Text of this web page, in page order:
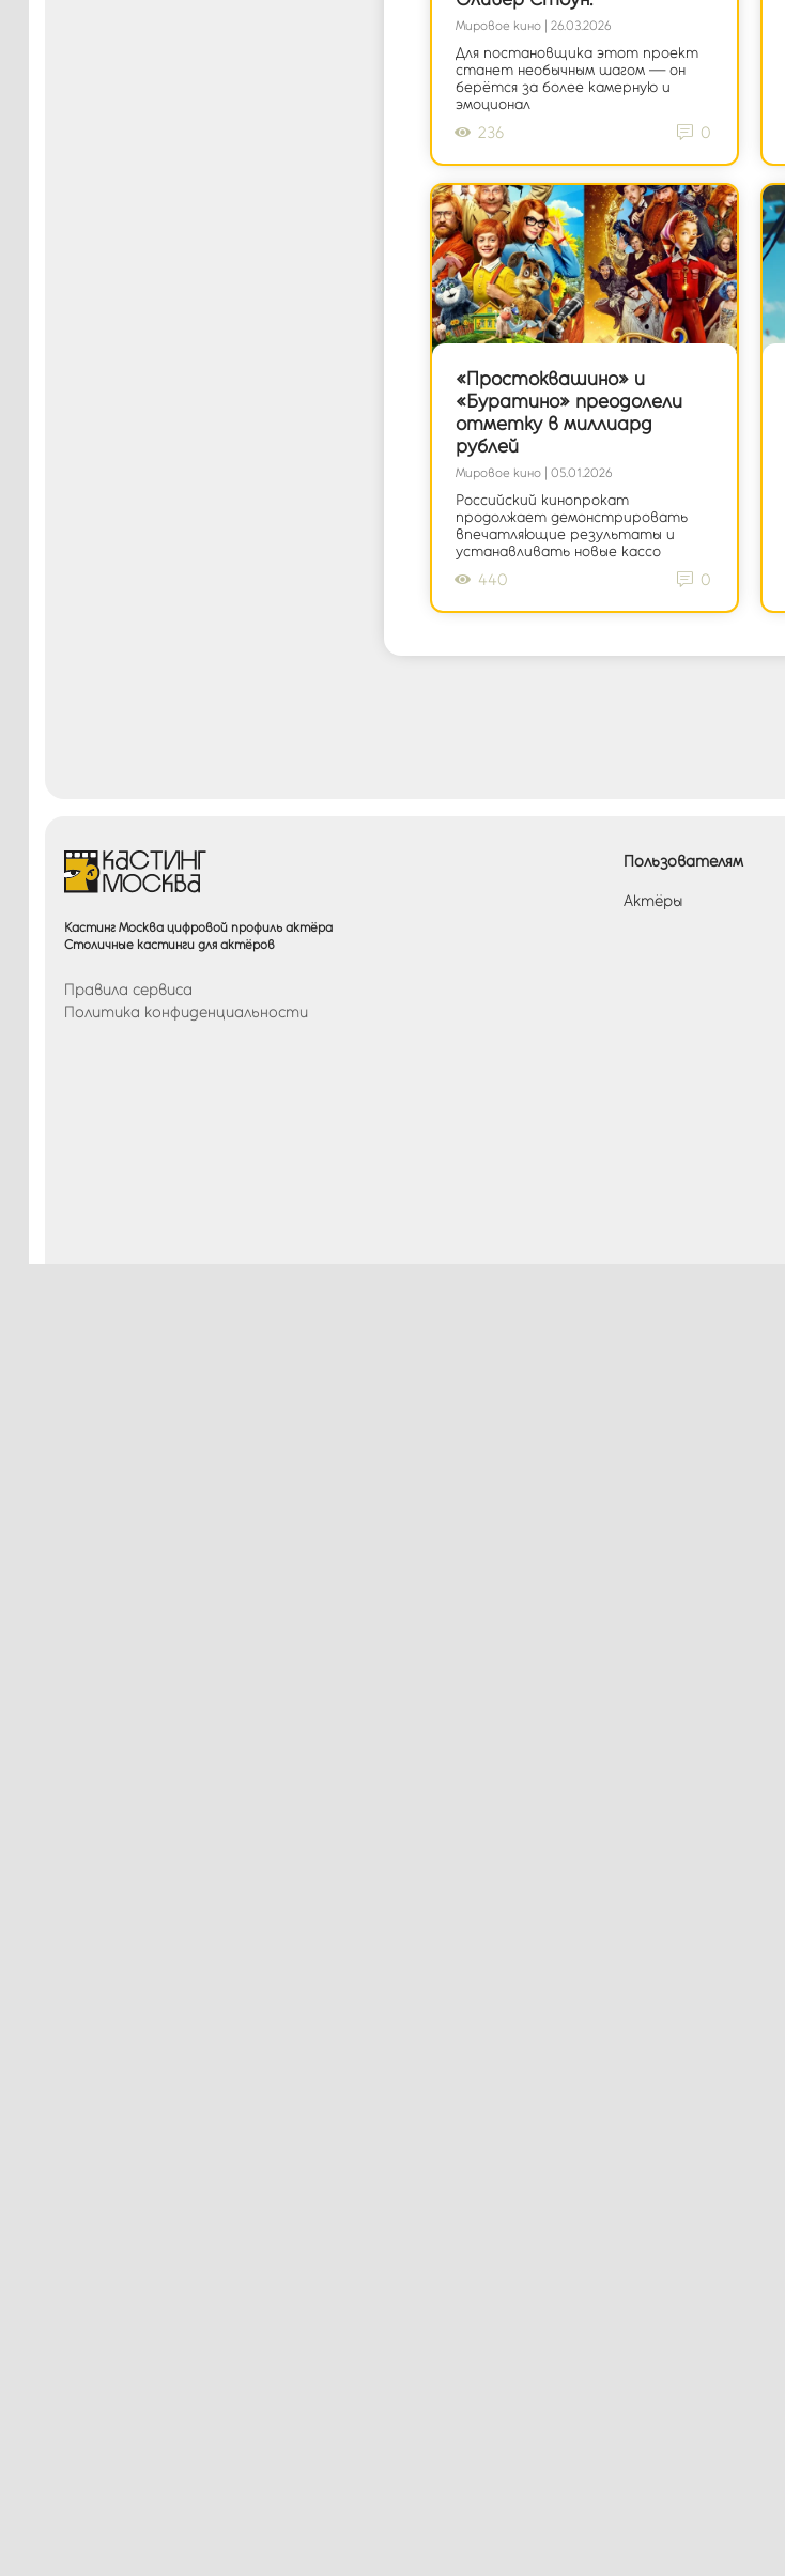
Мировое кино | 26.03.2026
Для постановщика этот проект
станет необычным шагом — он
берётся за более камерную и
эмоционал
236 0
«Простоквашино» и
«Буратино» преодолели
отметку в миллиард
рублей
Мировое кино | 05.01.2026
Российский кинопрокат
продолжает демонстрировать
впечатляющие результаты и
устанавливать новые кассо
440 0
Кастинг Москва цифровой профиль актёра
Столичные кастинги для актёров
Правила сервиса
Политика конфиденциальности
Пользователям
Актёры